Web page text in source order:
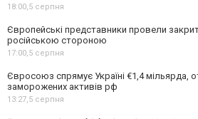
18:00,5 серпня
Європейські представники провели
російською стороною
17:00,5 серпня
Євросоюз спрямує Україні €1,4 мільярда,
заморожених активів рф
13:27,5 серпня